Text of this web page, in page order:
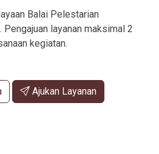
Balai Pelestarian
Pengajuan layanan maksimal 2
kegiatan.
Ajukan Layanan